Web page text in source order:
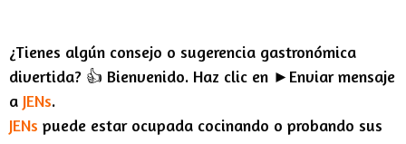
¿Tienes algún consejo o sugerencia gastronómica
divertida? 👍 Bienvenido. Haz clic en ►Enviar mensaje
a JENs.
JENs puede estar ocupada cocinando o probando sus